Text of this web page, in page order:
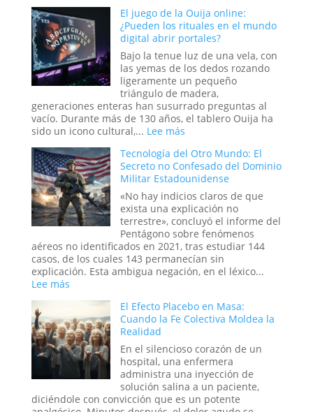
caso
del
abducido
de
Amaicha:
¿Un
viaje
a
las
estrellas
un
trauma
reprimido?
El juego de la Ouija online:
¿Pueden los rituales en el mundo
digital abrir portales?
Bajo la tenue luz de una vela, con
las yemas de los dedos rozando
ligeramente un pequeño
triángulo de madera,
generaciones enteras han susurrado preguntas al
vacío. Durante más de 130 años, el tablero Ouija ha
sido un icono cultural,... Lee más:
juego
de
la
Ouija
online:
¿Pueden
los
rituales
en
el
abrir
portales?
Tecnología del Otro Mundo: El
Secreto no Confesado del Dominio
Militar Estadounidense
«No hay indicios claros de que
exista una explicación no
terrestre», concluyó el informe del
Pentágono sobre fenómenos
aéreos no identificados en 2021, tras estudiar 144
casos, de los cuales 143 permanecían sin
explicación. Esta ambigua negación, en el léxico...
Lee más:
Otro
Mundo:
El
Secreto
no
Confesado
del
Dominio
El Efecto Placebo en Masa:
Cuando la Fe Colectiva Moldea la
Realidad
En el silencioso corazón de un
hospital, una enfermera
administra una inyección de
solución salina a un paciente,
diciéndole con convicción que es un potente